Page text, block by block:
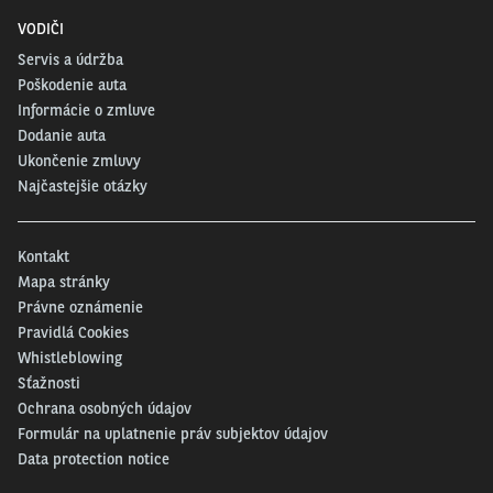
klad na čerstvý chlieb a faj­ny zapach, tie­to pat­ria do
Stres je dnes význam­nou súčas­ťou našich
živo­tov a urči­te to nie je inak ani pri vašej
prá­ci. Ako sa ho naj­rad­šej zbavujete?
Troš­ku za to vďa­čím mojej pova­he. Ľudia, kto­rí ma
dob­rú nála­du a nad­hľad v kaž­dej situ­ácii. Viem sa pros­
te roz­hod­núť v urči­tom momen­te na urči­té veci
nemys­lieť a neza­ťa­žo­vať sa nimi, až do momen­tu, keď
ich už naozaj potre­bu­jem vyrie­šiť. No a potom nastu­pu­
jú kla­sic­ké mimop­ra­cov­né metó­dy čis­te­nia hla­vy. Pre
mňa je to hlav­ne šport, či už lyžo­va­nie v zime a od jari
do jese­ne bicy­kel, in-line kor­ču­le ale­bo golf. Nie­ko­ho
by som však asi zasko­čil aj mojim kutils­tvom. Píl­ka,
VODIČI
Servis a údržba
Poškodenie auta
Informácie o zmluve
Dodanie auta
Ukončenie zmluvy
Najčastejšie otázky
Kontakt
Mapa stránky
Právne oznámenie
Pravidlá Cookies
Whistleblowing
Sťažnosti
Ochrana osobných údajov
Formulár na uplatnenie práv subjektov údajov
Data protection notice